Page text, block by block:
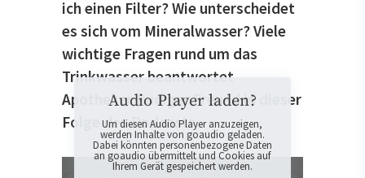
ich einen Filter? Wie unterscheidet
es sich vom Mineralwasser? Viele
wichtige Fragen rund um das
Trinkwasser beantwortet
Apotheker Rüdiger Freund in dieser
Folge des Podcasts.
Audio Player laden?
Um diesen Audio Player anzuzeigen,
werden Inhalte von goaudio geladen.
Dabei könnten personenbezogene Daten
an goaudio übermittelt und Cookies auf
Ihrem Gerät gespeichert werden.